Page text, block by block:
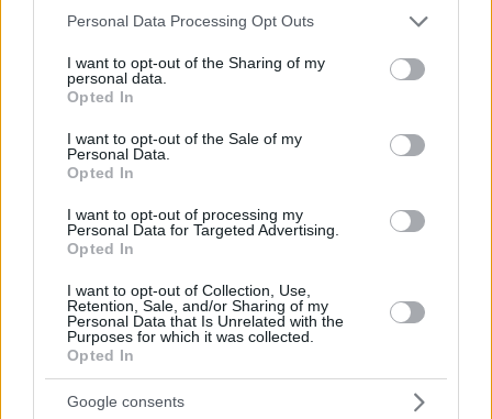
Please note that this website/app uses one or more Google
not limited to your visit or usage behaviour. You may click to
grant or deny consent to Google and its third-party tags to
use your data for below specified purposes in below Google
consent section.
Personal Data Processing Opt Outs
I want to opt-out of the Sharing of my
personal data.
Opted In
I want to opt-out of the Sale of my
Personal Data.
Opted In
I want to opt-out of processing my
Personal Data for Targeted Advertising.
Opted In
I want to opt-out of Collection, Use,
Retention, Sale, and/or Sharing of my
Personal Data that Is Unrelated with the
Purposes for which it was collected.
Opted In
Google consents